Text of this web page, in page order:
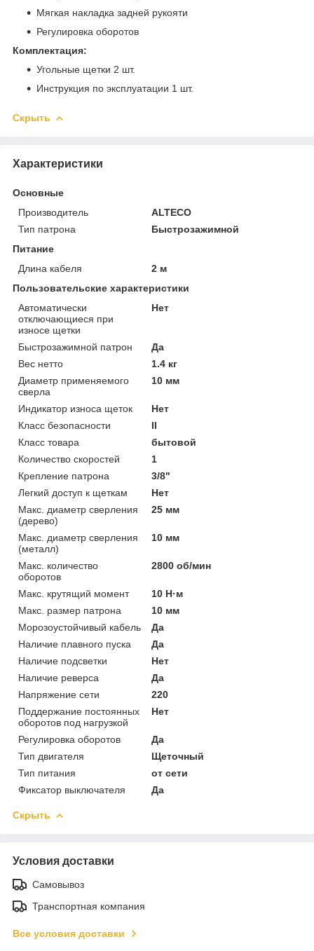
Мягкая накладка задней рукояти
Регулировка оборотов
Комплектация:
Угольные щетки 2 шт.
Инструкция по эксплуатации 1 шт.
Скрыть
Характеристики
Основные
Производитель
ALTECO
Тип патрона
Быстрозажимной
Питание
Длина кабеля
2 м
Пользовательские характеристики
Автоматически
отключающиеся при
износе щетки
Нет
Быстрозажимной патрон
Да
Вес нетто
1.4 кг
Диаметр применяемого
сверла
10 мм
Индикатор износа щеток
Нет
Класс безопасности
II
Класс товара
бытовой
Количество скоростей
1
Крепление патрона
3/8"
Легкий доступ к щеткам
Нет
Макс. диаметр сверления
(дерево)
25 мм
Макс. диаметр сверления
(металл)
10 мм
Макс. количество
оборотов
2800 об/мин
Макс. крутящий момент
10 Н·м
Макс. размер патрона
10 мм
Морозоустойчивый кабель
Да
Наличие плавного пуска
Да
Наличие подсветки
Нет
Наличие реверса
Да
Напряжение сети
220
Поддержание постоянных
оборотов под нагрузкой
Нет
Регулировка оборотов
Да
Тип двигателя
Щеточный
Тип питания
от сети
Фиксатор выключателя
Да
Скрыть
Условия доставки
Самовывоз
Транспортная компания
Все условия доставки